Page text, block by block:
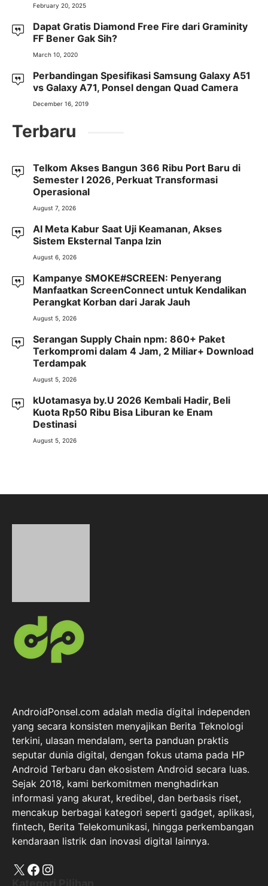
February 20, 2025
Dapat Gratis Diamond Free Fire dari Graminity
FF Bener Gak Sih?
March 10, 2020
Perbandingan Spesifikasi Samsung Galaxy A51
vs Galaxy A71, Ponsel dengan Quad Camera
December 16, 2019
Terbaru
Telkom Akses Bangun 366 Ribu Port Baru di
Semester I 2026, Perkuat Transformasi
Operasional
August 7, 2026
AI Meta Kabur Saat Uji Keamanan, Akses
Sistem Eksternal Tanpa Izin
August 6, 2026
Kampanye SMOKE#SCREEN: Penyerang
Manfaatkan ScreenConnect untuk Kendalikan
Perangkat Korban dari Jarak Jauh
August 5, 2026
Serangan Supply Chain npm: 860+ Paket
Terkompromi dalam 4 Jam, 2 Miliar+ Download
Terdampak
August 5, 2026
kUotamasya by.U 2026 Kembali Hadir, Beli
Kuota Rp50 Ribu Bisa Liburan ke Enam
Destinasi
August 5, 2026
AndroidPonsel.com adalah media digital independen
yang secara konsisten menyajikan Berita Teknologi
terkini, ulasan mendalam, serta panduan praktis
seputar dunia digital, dengan fokus utama pada HP
Android Terbaru dan ekosistem Android secara luas.
Sejak 2018, kami berkomitmen menghadirkan
informasi yang akurat, kredibel, dan berbasis riset,
mencakup berbagai kategori seperti gadget, aplikasi,
fintech, Berita Telekomunikasi, hingga perkembangan
kendaraan listrik dan inovasi digital lainnya.
X Facebook
Instagram